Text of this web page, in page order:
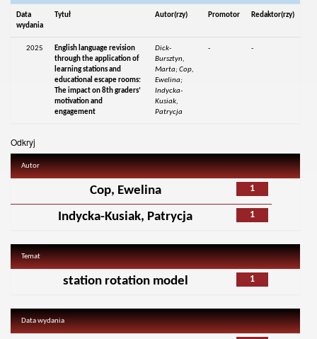
Data
wydania
Tytuł Autor(rzy) Promotor Redaktor(rzy)
2025
English language revision
through the application of
learning stations and
educational escape rooms:
The impact on 8th graders’
motivation and
engagement
Dick-
Bursztyn,
Marta; Cop,
Ewelina;
Indycka-
Kusiak,
Patrycja
- -
Odkryj
Autor
1
Cop, Ewelina
1
Indycka-Kusiak, Patrycja
Temat
1
station rotation model
Data wydania